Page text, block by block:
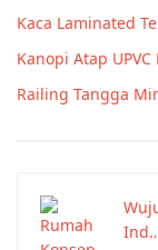
Kaca Laminated
Kanopi Atap
Railing Tangga